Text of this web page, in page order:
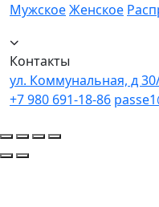
МужскоеЖенское
Контакты
ул. Коммунальная, д
+7 980 691-18-86